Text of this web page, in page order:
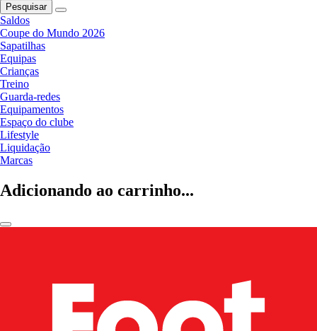
Pesquisar
Saldos
Coupe do Mundo 2026
Sapatilhas
Equipas
Crianças
Treino
Guarda-redes
Equipamentos
Espaço do clube
Lifestyle
Liquidação
Marcas
Adicionando ao carrinho...